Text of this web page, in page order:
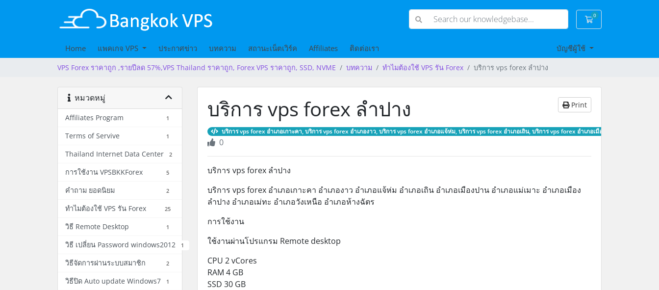
0
Shopping Cart
Home แพคเกจ VPS ประกาศข่าว บทความ สถานะเน็ตเวิร์ค Affiliates ติดต่อเรา บัญชีผู้ใช้
VPS Forex ราคาถูก ,รายปีลด 57%,VPS Thailand ราคาถูก, Forex VPS ราคาถูก, SSD, NVME บทความ ทำไมต้องใช้ VPS รัน Forex บริการ vps forex ลำปาง
หมวดหมู่
Affiliates Program 1
Terms of Servive 1
Thailand Internet Data Center 2
การใช้งาน VPSBKKForex 5
คำถาม ยอดนิยม 2
ทำไมต้องใช้ VPS รัน Forex 25
วิธี Remote Desktop 1
วิธี เปลี่ยน Password windows2012 1
วิธีจัดการผ่านระบบสมาชิก 2
วิธีปิด Auto update Windows7 1
บริการ vps forex ลำปาง Print
บริการ vps forex อำเภอเกาะคา, บริการ vps forex อำเภองาว, บริการ vps forex อำเภอแจ้ห่ม, บริการ vps forex อำเภอเถิน, บริการ vps forex อำเภอเมืองปาน, บริการ
0
บริการ vps forex ลำปาง
บริการ vps forex อำเภอเกาะคา อำเภองาว อำเภอแจ้ห่ม อำเภอเถิน อำเภอเมืองปาน อำเภอแม่เมาะ อำเภอเมือง
ลำปาง อำเภอเม่ทะ อำเภอวังเหนือ อำเภอห้างฉัตร
การใช้งาน
ใช้งานผ่านโปรแกรม Remote desktop
CPU 2 vCores
RAM 4 GB
SSD 30 GB